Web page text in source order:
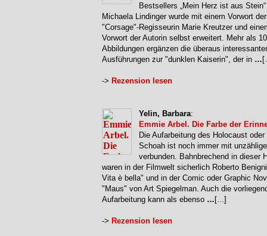
Bestsellers „Mein Herz ist aus
Michaela Lindinger wurde mit einem Vorwort der
"Corsage"-Regisseurin Marie Kreutzer und
Vorwort der Autorin selbst erweitert. Mehr als
Abbildungen ergänzen die überaus
Ausführungen zur "dunklen Kaiserin", der in …
-> Rezension lesen
Yelin, Barbara:
Emmie Arbel. Die Farbe der
Die Aufarbeitung des Holocaust oder
Schoah ist noch immer mit
verbunden. Bahnbrechend in dieser
waren in der Filmwelt sicherlich Roberto
Vita è bella" und in der Comic oder Graphic
"Maus" von Art Spiegelman. Auch die
Aufarbeitung kann als ebenso … [...]
-> Rezension lesen